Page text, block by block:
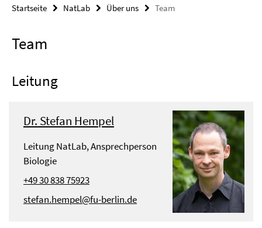
Startseite NatLab Über uns Team
Team
Leitung
Dr. Stefan Hempel
Leitung NatLab, Ansprechperson
Biologie
+49 30 838 75923
stefan.hempel@fu-berlin.de